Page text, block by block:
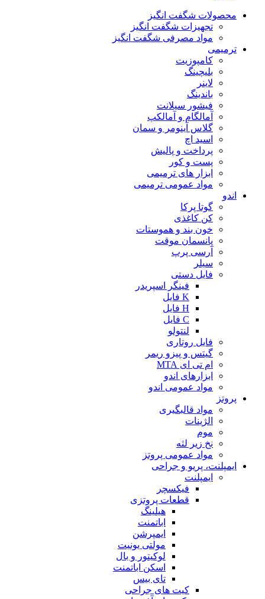
محصولات شگفت انگیز
تجهیزات شگفت انگیز
مواد مصرفی شگفت انگیز
ترمیمی
کامپوزیت
بلیچینگ
لاینر
باندینگ
فیشور سیلانت
آمالگام و آمالکپ
گلاس آینومر و سمان
اسید اچ
پرداخت و پالیش
پست و کور
ابزار های ترمیمی
مواد عمومی ترمیمی
اندو
گوتا پرکا
کن کاغذی
خون بند و هموستات
پانسمان موقت
آرسی پرپ
سیلر
فایل دستی
فینگر اسپریدر
K فایل
H فایل
C فایل
لنتولو
فایل روتاری
گیتس و پیزو ریمر
ام تی ای MTA
ابزارهای اندو
مواد عمومی اندو
پروتز
مواد قالبگیری
الژینات
موم
نخ زیر لثه
مواد عمومی پروتز
ایمپلنت، پریو و جراحی
ایمپلنت
فیکسچر
قطعات پروتزی
هیلینگ
اباتمنت
ایمپرشن
مولتی یونیت
لوکیتور و بال
اسکن اباتمنت
تای بیس
کیت های جراحی